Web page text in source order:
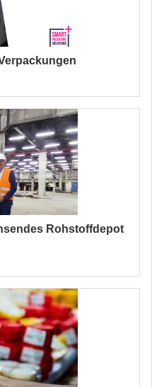
Rohstoffdepot